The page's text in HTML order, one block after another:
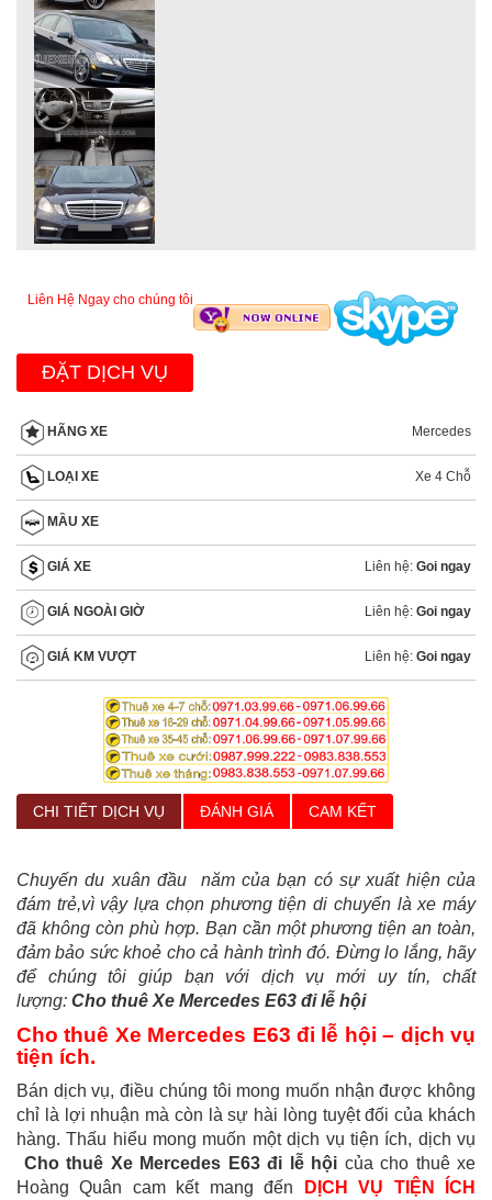
Liên Hệ Ngay cho chúng tôi
ĐẶT DỊCH VỤ
HÃNG XE Mercedes
LOẠI XE Xe 4 Chỗ
MẦU XE
GIÁ XE Liên hệ: Goi ngay
GIÁ NGOÀI GIỜ Liên hệ: Goi ngay
GIÁ KM VƯỢT Liên hệ: Goi ngay
CHI TIẾT DỊCH VỤ ĐÁNH GIÁ CAM KẾT
Chuyến du xuân đầu năm của bạn có sự xuất hiện của
đám trẻ,vì vậy lựa chọn phương tiện di chuyển là xe máy
đã không còn phù hợp. Bạn cần một phương tiện an toàn,
đảm bảo sức khoẻ cho cả hành trình đó. Đừng lo lắng, hãy
để chúng tôi giúp bạn với dịch vụ mới uy tín, chất
lượng: Cho thuê Xe Mercedes E63 đi lễ hội
Cho thuê Xe Mercedes E63 đi lễ hội – dịch vụ
tiện ích.
Bán dịch vụ, điều chúng tôi mong muốn nhận được không
chỉ là lợi nhuận mà còn là sự hài lòng tuyệt đối của khách
hàng. Thấu hiểu mong muốn một dịch vụ tiện ích, dịch vụ
Cho thuê Xe Mercedes E63 đi lễ hội của cho thuê xe
Hoàng Quân cam kết mang đến
DỊCH VỤ TIỆN ÍCH